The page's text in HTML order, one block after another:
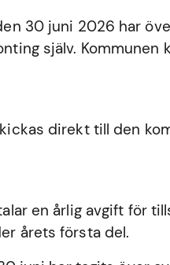
30 juni 2026 har
själv. Kommunen
direkt till den
en årlig avgift för
årets första del.